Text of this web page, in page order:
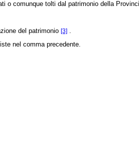
o comunque tolti dal patrimonio della
del patrimonio [3] .
nel comma precedente.